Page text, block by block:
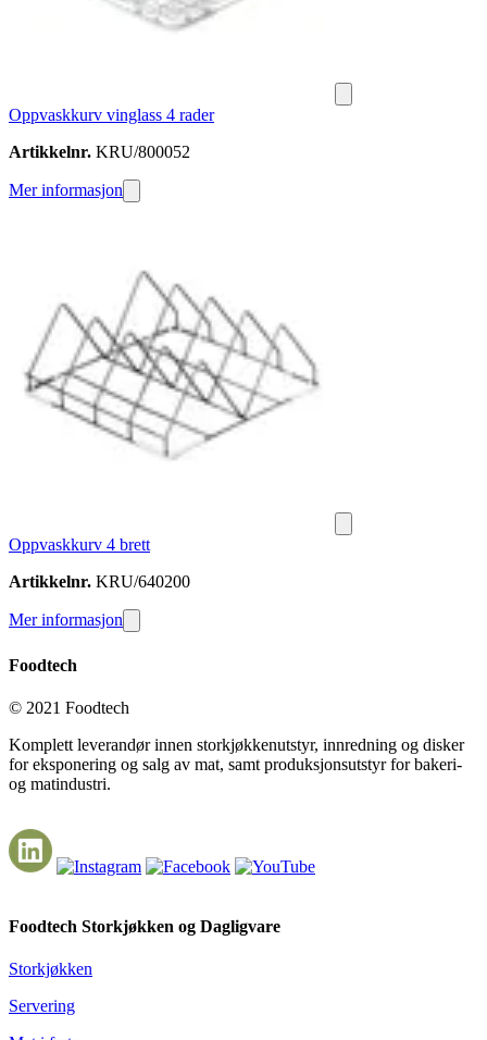
Oppvaskkurv vinglass 4 rader
Artikkelnr. KRU/800052
Mer informasjon
Oppvaskkurv 4 brett
Artikkelnr. KRU/640200
Mer informasjon
Foodtech
© 2021 Foodtech
Komplett leverandør innen storkjøkkenutstyr, innredning og disker
for eksponering og salg av mat, samt produksjonsutstyr for bakeri-
og matindustri.
Foodtech Storkjøkken og Dagligvare
Storkjøkken
Servering